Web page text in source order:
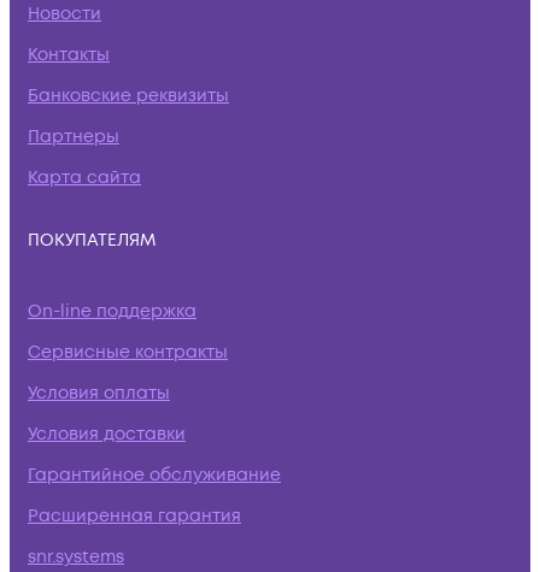
Новости
Контакты
Банковские реквизиты
Партнеры
Карта сайта
ПОКУПАТЕЛЯМ
On-line поддержка
Сервисные контракты
Условия оплаты
Условия доставки
Гарантийное обслуживание
Расширенная гарантия
snr.systems